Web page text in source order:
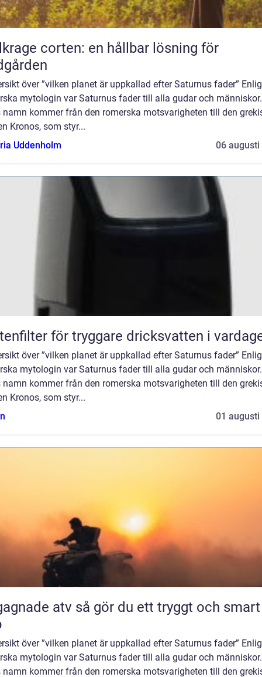
corten: en hållbar lösning för
över ”vilken planet är uppkallad efter Saturnus fader”
mytologin var Saturnus fader till alla gudar och människor.
namn kommer från den romerska motsvarigheten till den
Kronos, som styr...
Uddenholm
06 augusti
för tryggare dricksvatten i
över ”vilken planet är uppkallad efter Saturnus fader”
mytologin var Saturnus fader till alla gudar och människor.
namn kommer från den romerska motsvarigheten till den
Kronos, som styr...
01 augusti
atv så gör du ett tryggt och smart
över ”vilken planet är uppkallad efter Saturnus fader”
mytologin var Saturnus fader till alla gudar och människor.
namn kommer från den romerska motsvarigheten till den